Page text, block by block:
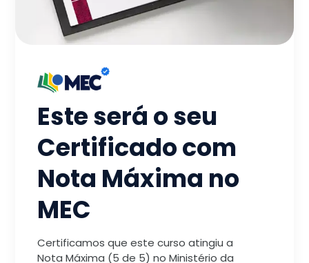
Este será o seu
Certificado com
Nota Máxima no
MEC
Certificamos que este curso atingiu a
Nota Máxima (5 de 5) no Ministério da